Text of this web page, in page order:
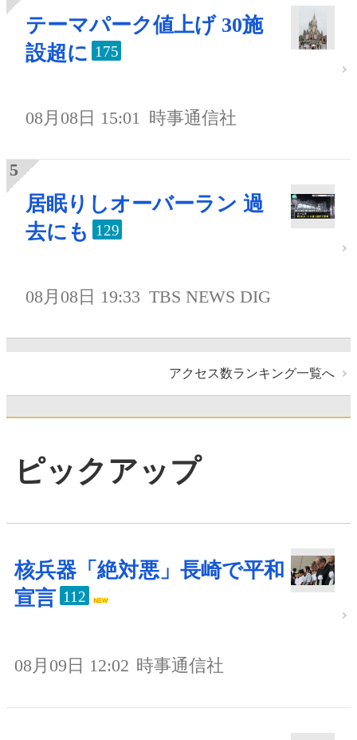
テーマパーク値上げ 30施
設超に 175
08月08日 15:01 時事通信社
居眠りしオーバーラン 過
去にも
129
08月08日 19:33 TBS NEWS DIG
アクセス数ランキング一覧へ
ピックアップ
核兵器「絶対悪」長崎で平和
宣言 112
08月09日 12:02 時事通信社